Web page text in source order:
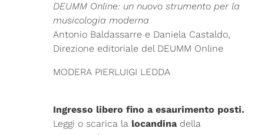
DEUMM Online: un nuovo strumento per la
musicologia moderna
Antonio Baldassarre e Daniela Castaldo,
Direzione editoriale del DEUMM Online
MODERA PIERLUIGI LEDDA
Ingresso libero fino a esaurimento posti.
Leggi o scarica la locandina della